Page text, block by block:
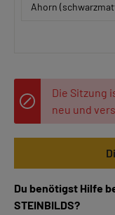
Die Sitzung
neu und
Du benötigst Hilfe
STEINBILDS?